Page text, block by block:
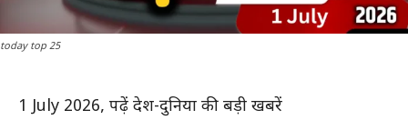
today top 25
1 July 2026, पढ़ें देश-दुनिया की बड़ी खबरें